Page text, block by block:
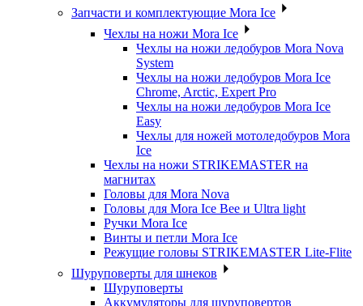
Запчасти и комплектующие Mora Ice
Чехлы на ножи Mora Ice
Чехлы на ножи ледобуров Mora Nova
System
Чехлы на ножи ледобуров Mora Ice
Chrome, Arctic, Expert Pro
Чехлы на ножи ледобуров Mora Ice
Easy
Чехлы для ножей мотоледобуров Mora
Ice
Чехлы на ножи STRIKEMASTER на
магнитах
Головы для Mora Nova
Головы для Mora Ice Bee и Ultra light
Ручки Mora Ice
Винты и петли Mora Ice
Режущие головы STRIKEMASTER Lite-Flite
Шуруповерты для шнеков
Шуруповерты
Аккумуляторы для шуруповертов